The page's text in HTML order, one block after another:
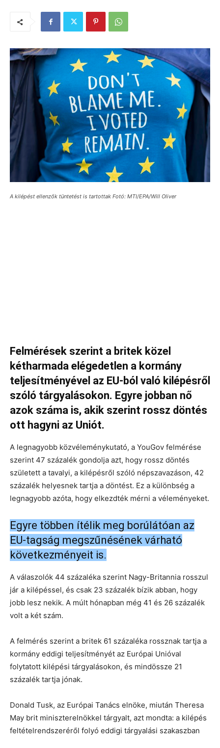
A kilépést ellenzők tüntetést is tartottak Fotó: MTI/EPA/Will Oliver
Felmérések szerint a britek közel
kétharmada elégedetlen a kormány
teljesítményével az EU-ból való kilépésről
szóló tárgyalásokon. Egyre jobban nő
azok száma is, akik szerint rossz döntés
ott hagyni az Uniót.
A legnagyobb közvéleménykutató, a YouGov felmérése
szerint 47 százalék gondolja azt, hogy rossz döntés
született a tavalyi, a kilépésről szóló népszavazáson, 42
százalék helyesnek tartja a döntést. Ez a különbség a
legnagyobb azóta, hogy elkezdték mérni a véleményeket.
Egyre többen ítélik meg borúlátóan az
EU-tagság megszűnésének várható
következményeit is.
A válaszolók 44 százaléka szerint Nagy-Britannia rosszul
jár a kilépéssel, és csak 23 százalék bízik abban, hogy
jobb lesz nekik. A múlt hónapban még 41 és 26 százalék
volt a két szám.
A felmérés szerint a britek 61 százaléka rossznak tartja a
kormány eddigi teljesítményét az Európai Unióval
folytatott kilépési tárgyalásokon, és mindössze 21
százalék tartja jónak.
Donald Tusk, az Európai Tanács elnöke, miután Theresa
May brit miniszterelnökkel tárgyalt, azt mondta: a kilépés
feltételrendszeréről folyó eddigi tárgyalási szakaszban